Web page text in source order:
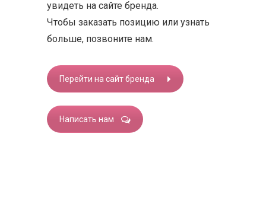
увидеть на сайте бренда.
Чтобы заказать позицию или узнать
больше, позвоните нам.
Перейти на сайт бренда
Написать нам